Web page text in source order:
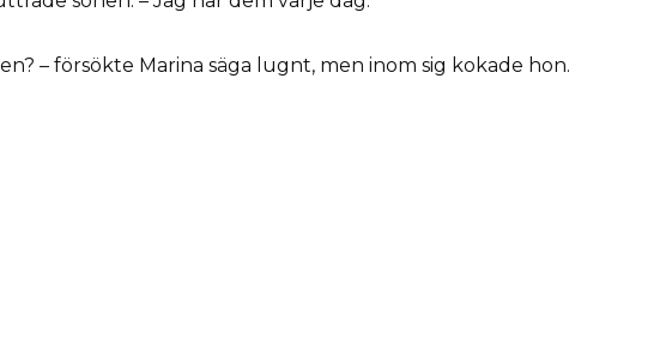
– försökte Marina säga lugnt, men inom sig kokade hon.